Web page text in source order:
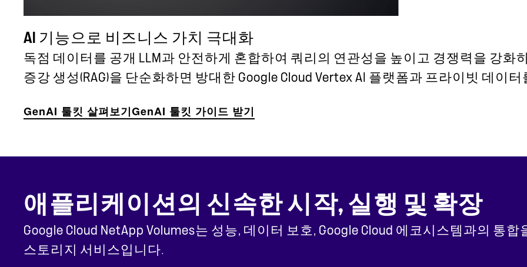
AI 기능으로 비즈니스 가치 극대화
독점 데이터를 공개 LLM과 안전하게 혼합하여 쿼리의 연관성을 높이고 경쟁력을 강화
증강 생성(RAG)을 단순화하면 방대한 Google Cloud Vertex AI 플랫폼과 프라이빗 데이
GenAI 툴킷 살펴보기GenAI 툴킷 가이드 받기
애플리케이션의 신속한 시작, 실행 및 확장
Google Cloud NetApp Volumes는 성능, 데이터 보호, Google Cloud 에코시스템과의 통
스토리지 서비스입니다.